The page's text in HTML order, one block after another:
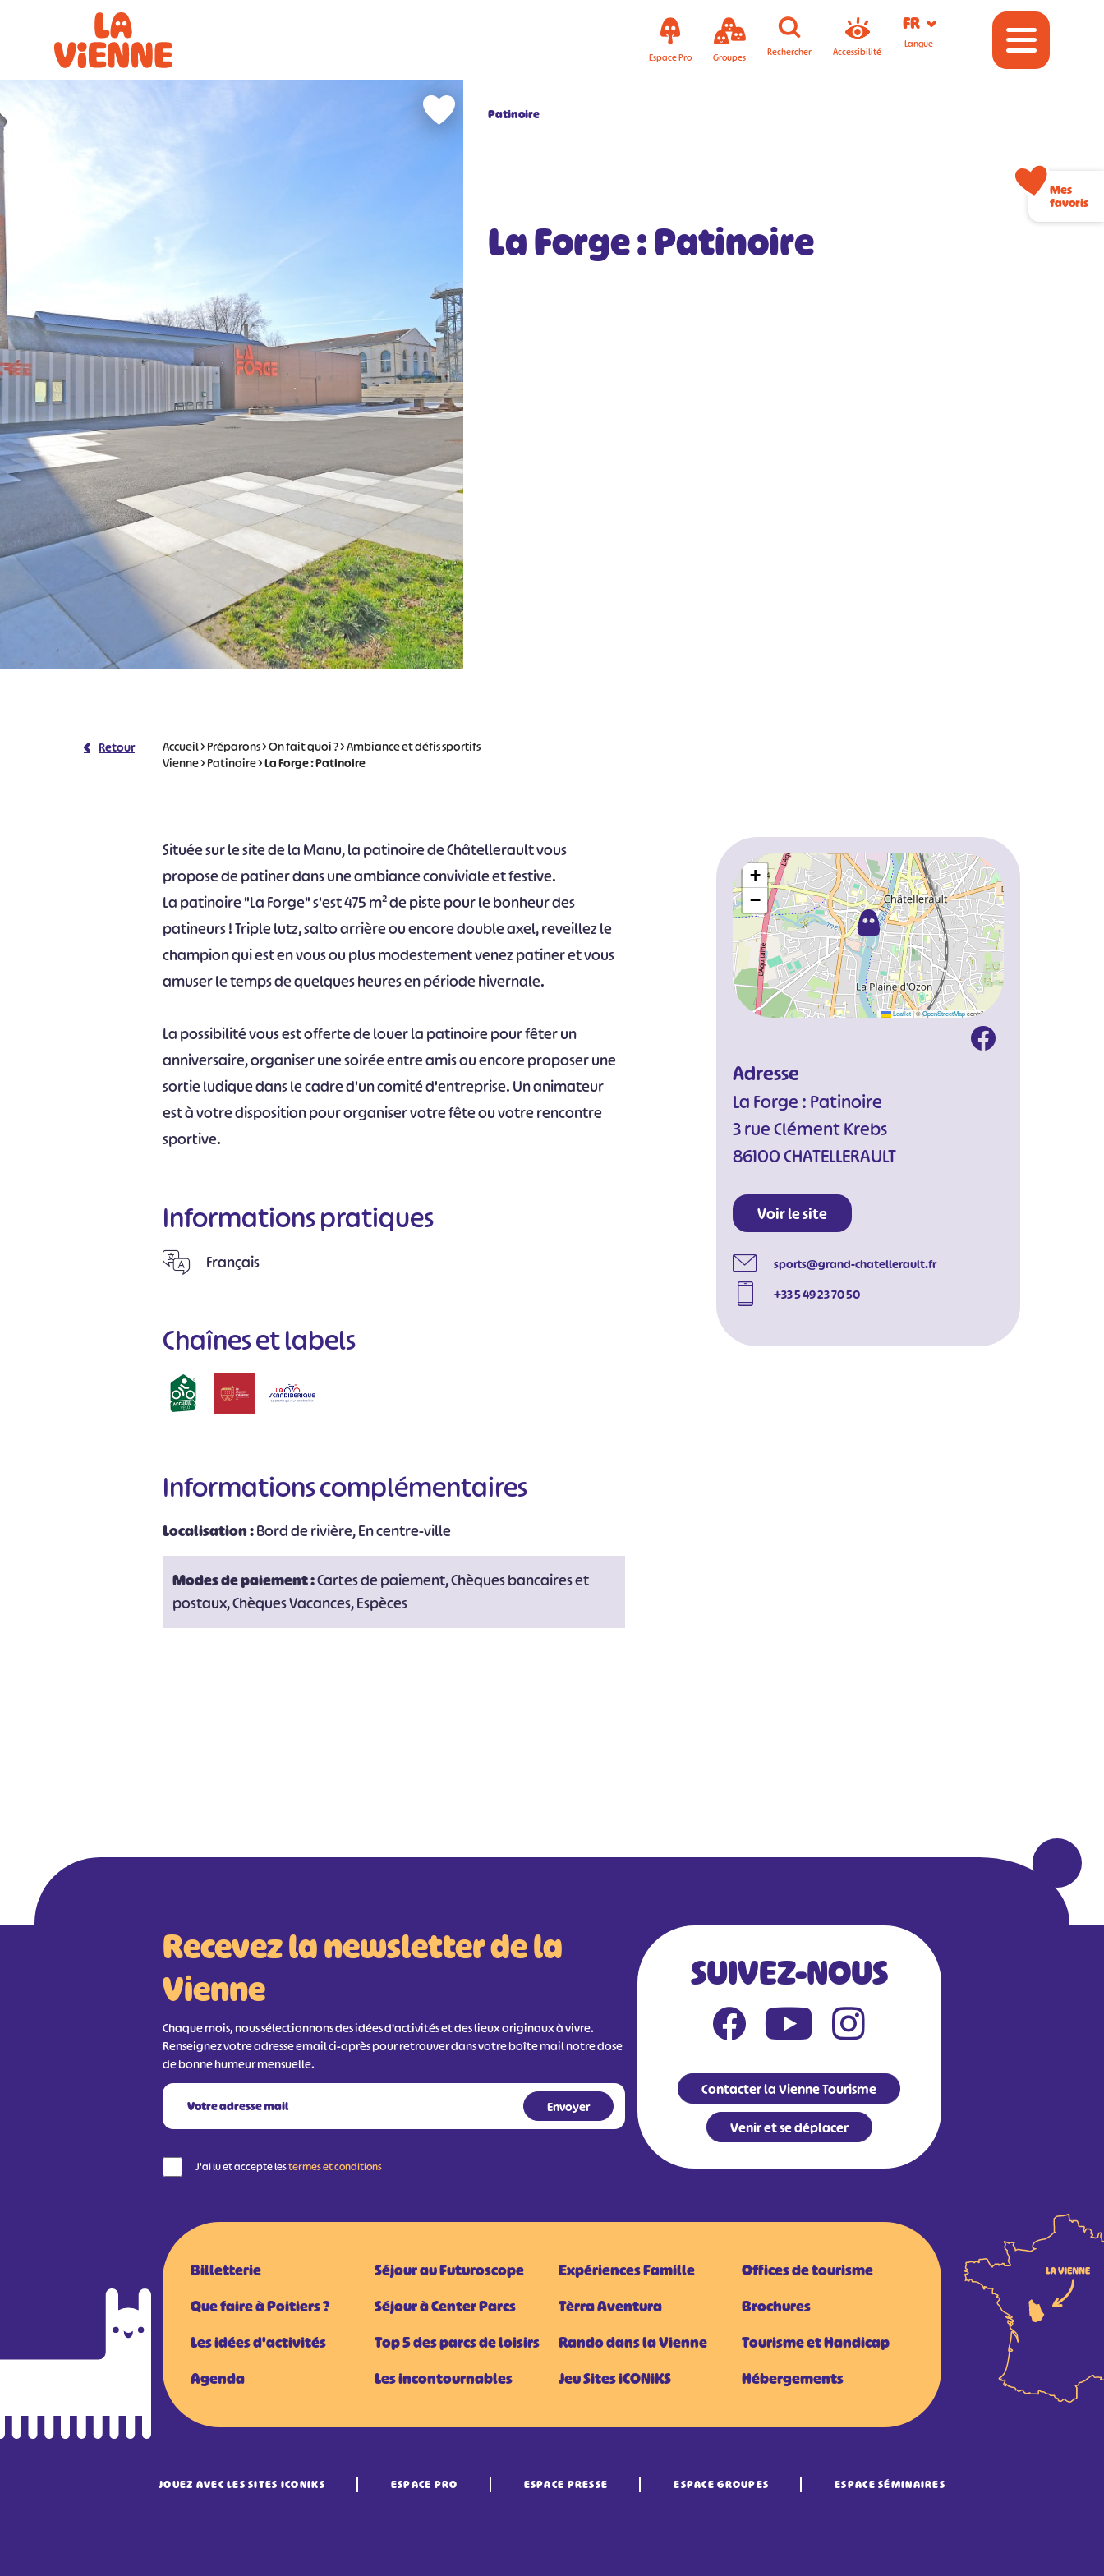
Espace Pro Groupes Rechercher Accessibilité
FR
Langue
Patinoire
La Forge : Patinoire
Retour Accueil>Préparons>On fait quoi ?>Ambiance et défis sportifs
Vienne>Patinoire>La Forge : Patinoire
Située sur le site de la Manu, la patinoire de Châtellerault vous
propose de patiner dans une ambiance conviviale et festive.
La patinoire "La Forge" s'est 475 m² de piste pour le bonheur des
patineurs ! Triple lutz, salto arrière ou encore double axel, reveillez le
champion qui est en vous ou plus modestement venez patiner et vous
amuser le temps de quelques heures en période hivernale.
La possibilité vous est offerte de louer la patinoire pour fêter un
anniversaire, organiser une soirée entre amis ou encore proposer une
sortie ludique dans le cadre d'un comité d'entreprise. Un animateur
est à votre disposition pour organiser votre fête ou votre rencontre
sportive.
Informations pratiques
Français
Chaînes et labels
Informations complémentaires
Localisation :Bord de rivière, En centre-ville
Modes de paiement :Cartes de paiement, Chèques bancaires et
postaux, Chèques Vacances, Espèces
+
−
Leaflet|©OpenStreetMapcontributors
Adresse
La Forge : Patinoire
3 rue Clément Krebs
86100 CHATELLERAULT
Voir le site
sports@grand-chatellerault.fr
+33 5 49 23 70 50
Recevez la newsletter de la
Vienne
Chaque mois, nous sélectionnons des idées d'activités et des lieux originaux à vivre.
Renseignez votre adresse email ci-après pour retrouver dans votre boîte mail notre dose
de bonne humeur mensuelle.
J'ai lu et accepte lestermes et conditions
SUIVEZ-NOUS
Contacter la Vienne Tourisme
Venir et se déplacer
Billetterie
Que faire à Poitiers ?
Les idées d'activités
Agenda
Séjour au Futuroscope
Séjour à Center Parcs
Top 5 des parcs de loisirs
Les incontournables
Expériences Famille
Tèrra Aventura
Rando dans la Vienne
Jeu Sites iCONiKS
Offices de tourisme
Brochures
Tourisme et Handicap
Hébergements
JOUEZ AVEC LES SITES ICONIKS ESPACE PRO ESPACE PRESSE ESPACE GROUPES ESPACE SÉMINAIRES
Mes
favoris
Panneau de gestion des cookies